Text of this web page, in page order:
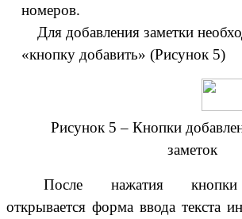
номеров.
Для добавления заметки
«кнопку добавить» (Рисунок 5)
Рисунок 5 – Кнопки
заметок
После нажатия кнопки
открывается форма ввода текста